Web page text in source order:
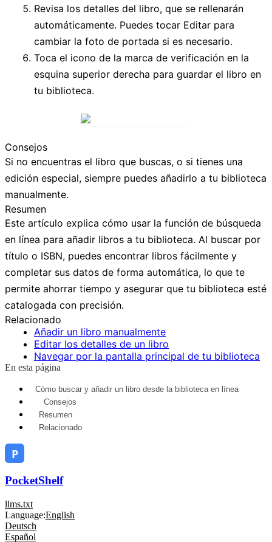
Revisa los detalles del libro, que se rellenarán
automáticamente. Puedes tocar Editar para
cambiar la foto de portada si es necesario.
Toca el icono de la marca de verificación en la
esquina superior derecha para guardar el libro en
tu biblioteca.
Consejos
Si no encuentras el libro que buscas, o si tienes una
edición especial, siempre puedes añadirlo a tu biblioteca
manualmente.
Resumen
Este artículo explica cómo usar la función de búsqueda
en línea para añadir libros a tu biblioteca. Al buscar por
título o ISBN, puedes encontrar libros fácilmente y
completar sus datos de forma automática, lo que te
permite ahorrar tiempo y asegurar que tu biblioteca esté
catalogada con precisión.
Relacionado
Añadir un libro manualmente
Editar los detalles de un libro
Navegar por la pantalla principal de tu biblioteca
En esta página
Cómo buscar y añadir un libro desde la biblioteca en línea
Consejos
Resumen
Relacionado
PocketShelf
llms.txt
Language:English
Deutsch
Español